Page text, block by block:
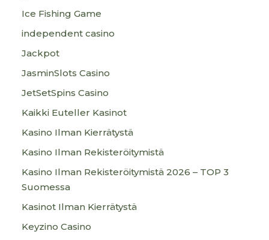
Ice Fishing Game
independent casino
Jackpot
JasminSlots Casino
JetSetSpins Casino
Kaikki Euteller Kasinot
Kasino Ilman Kierrätystä
Kasino Ilman Rekisteröitymistä
Kasino Ilman Rekisteröitymistä 2026 – TOP 3
Suomessa
Kasinot Ilman Kierrätystä
Keyzino Casino